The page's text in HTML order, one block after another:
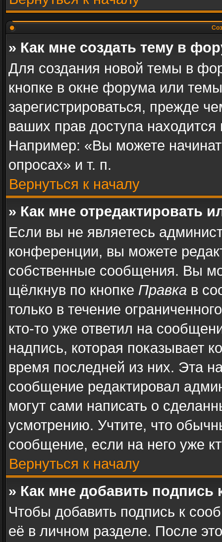
» Как мне создать тему в
Для создания новой темы в
кнопке в окне форума или
зарегистрироваться, прежде
ваших прав доступа
Например: «Вы можете
опросах» и т. п.
Вернуться к началу
» Как мне отредактировать
Если вы не являетесь
конференции, вы можете
собственные сообщения. Вы
щёлкнув по кнопке Правка в
только в течение
кто-то уже ответил на
надпись, которая показывает
время последней из них. Эта
сообщение редактировал
могут сами написать о
усмотрению. Учтите, что
сообщение, если на него уже
Вернуться к началу
» Как мне добавить
Чтобы добавить подпись к
её в личном разделе. После